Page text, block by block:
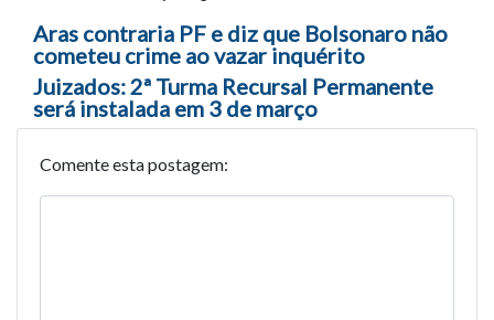
Navegação entre posts
Aras contraria PF e diz que Bolsonaro não
cometeu crime ao vazar inquérito
Juizados: 2ª Turma Recursal Permanente
será instalada em 3 de março
Comente esta postagem: